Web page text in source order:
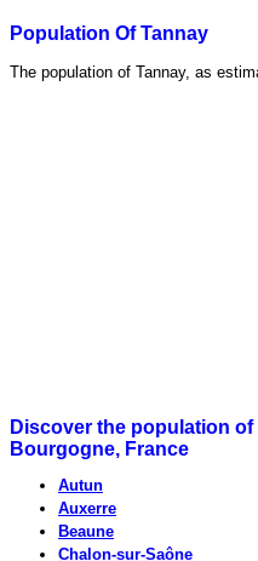
Population Of Tannay
The population of Tannay, as
Discover the population
Bourgogne, France
Autun
Auxerre
Beaune
Chalon-sur-Saône